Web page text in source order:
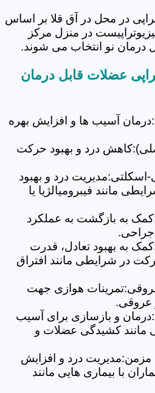
در محل در آق قلا بر اساس
در منزل مرکز
درمان نو انتخاب می شوند.
عضلات قابل درمان
آسیب ها و افزایش بهره
درد و بهبود حرکت
اسکلتی:مدیریت درد و بهبود
مانند فیبرومیالژیا یا
به بازگشت به عملکرد
جراحی.
به بهبود تعادل، قدرت
در شرایطی مانند افتراق
هوازی جهت
عروقی.
و بازسازی برای آسیب
مانند کشیدگی عضلات و
مزمن:مدیریت درد و افزایش
با بیماری هایی مانند